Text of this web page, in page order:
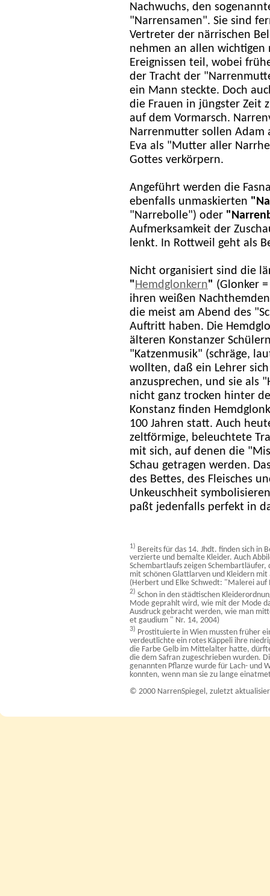
Nachwuchs, den
"Narrensamen". Sie sind
Vertreter der närrischen
nehmen an allen wichtigen
Ereignissen teil, wobei
der Tracht der
ein Mann steckte. Doch
die Frauen in jüngster Zeit
auf dem Vormarsch.
Narrenmutter sollen Adam
Eva als "Mutter aller
Gottes verkörpern.
Angeführt werden die
ebenfalls unmaskierten "
"Narrebolle") oder "
Aufmerksamkeit der
lenkt. In Rottweil geht als
Nicht organisiert sind die
" Hemdglonkern" (Glonker
ihren weißen
die meist am Abend des
Auftritt haben. Die
älteren Konstanzer
"Katzenmusik" (schräge,
wollten, daß ein Lehrer
anzusprechen, und sie als
nicht ganz trocken hinter
Konstanz finden
100 Jahren statt. Auch
zeltförmige, beleuchtete
mit sich, auf denen die
Schau getragen werden.
des Bettes, des Fleisches
Unkeuschheit
paßt jedenfalls perfekt in
1) Bereits für das 14. Jhdt. finden sich in
verzierte und bemalte Kleider. Auch
Schembartlaufs zeigen
mit schönen Glattlarven und Kleidern
(Herbert und Elke Schwedt: "Malerei
2) Schon in den städtischen
Mode geprahlt wird, wie mit der Mode
Ausdruck gebracht werden, wie man
et gaudium " Nr. 14, 2004)
3) Prostituierte in Wien mussten früher
verdeutlichte ein rotes Käppeli ihre
die Farbe Gelb im Mittelalter hatte,
die dem Safran zugeschrieben wurden.
genannten Pflanze wurde für Lach- und
konnten, wenn man sie zu lange
© 2000 NarrenSpiegel, zuletzt